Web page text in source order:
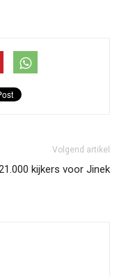
Volgend artikel
kijkers voor Jinek